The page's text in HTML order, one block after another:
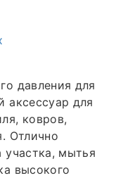
давления для
аксессуар для
ковров,
Отлично
участка, мытья
высокого